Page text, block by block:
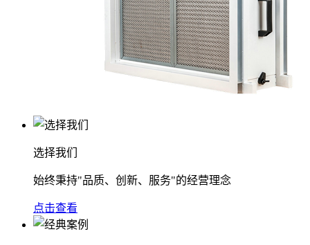
选择我们
始终秉持"品质、创新、服务"的经营理念
点击查看